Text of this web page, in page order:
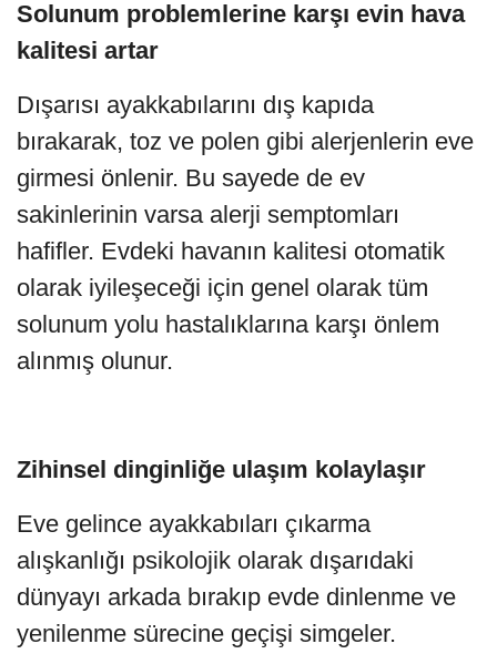
Solunum problemlerine karşı evin hava
kalitesi artar
Dışarısı ayakkabılarını dış kapıda
bırakarak, toz ve polen gibi alerjenlerin eve
girmesi önlenir. Bu sayede de ev
sakinlerinin varsa alerji semptomları
hafifler. Evdeki havanın kalitesi otomatik
olarak iyileşeceği için genel olarak tüm
solunum yolu hastalıklarına karşı önlem
alınmış olunur.
Zihinsel dinginliğe ulaşım kolaylaşır
Eve gelince ayakkabıları çıkarma
alışkanlığı psikolojik olarak dışarıdaki
dünyayı arkada bırakıp evde dinlenme ve
yenilenme sürecine geçişi simgeler.